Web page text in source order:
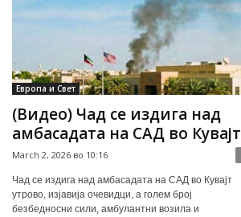
Европа и Свет
(Видео) Чад се издига над
амбасадата на САД во Кувајт
March 2, 2026 во 10:16
Чад се издига над амбасадата на САД во Кувајт
утрово, изјавија очевидци, а голем број
безбедносни сили, амбулантни возила и